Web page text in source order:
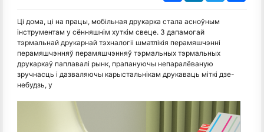
Ці дома, ці на працы, мобільная друкарка стала асноўным
інструментам у сённяшнім хуткім свеце. З дапамогай
тэрмальнай друкарнай тэхналогіі шматлікія перамяшчэнні
перамяшчэнняў перамяшчэнняў тэрмальных тэрмальных
друкаркаў паплавалі рынк, прапануючы непаралёваную
зручнасць і дазваляючы карыстальнікам друкаваць міткі дзе-
небудзь, у